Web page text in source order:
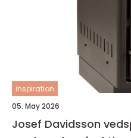
inspiration
05. May 2026
Josef Davidsson